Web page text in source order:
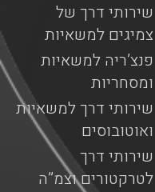
שירותי דרך של
צמיגים למשאיות
פנצ’ריה למשאיות
ומסחריות
שירותי דרך למשאיות
ואוטובוסים
שירותי דרך
לטרקטורים וצמ”ה